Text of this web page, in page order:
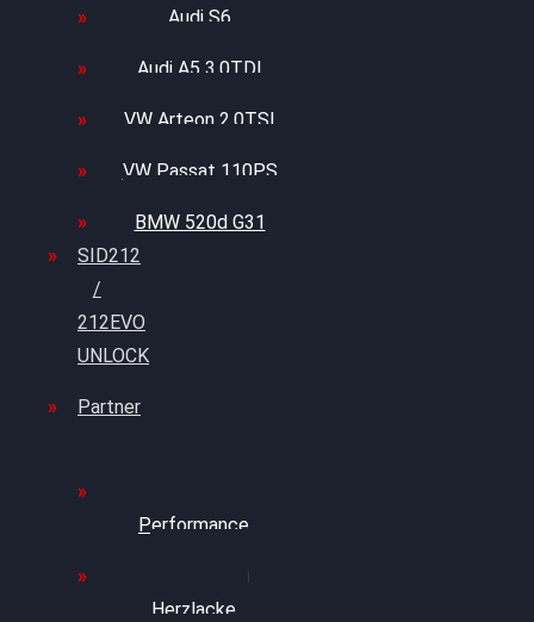
Audi S6
Audi A5 3.0TDI
VW Arteon 2.0TSI
VW Passat 110PS
BMW 520d G31
SID212
/
212EVO
UNLOCK
Partner
Performance
Chiptuning
Herzlacke